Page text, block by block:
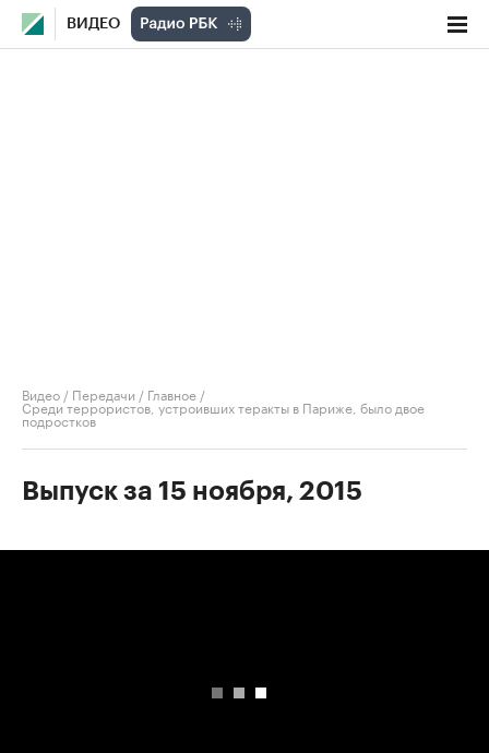
ВИДЕО
Видео / Передачи / Главное /
Среди террористов, устроивших теракты в Париже, было двое
подростков
Выпуск за 15 ноября, 2015